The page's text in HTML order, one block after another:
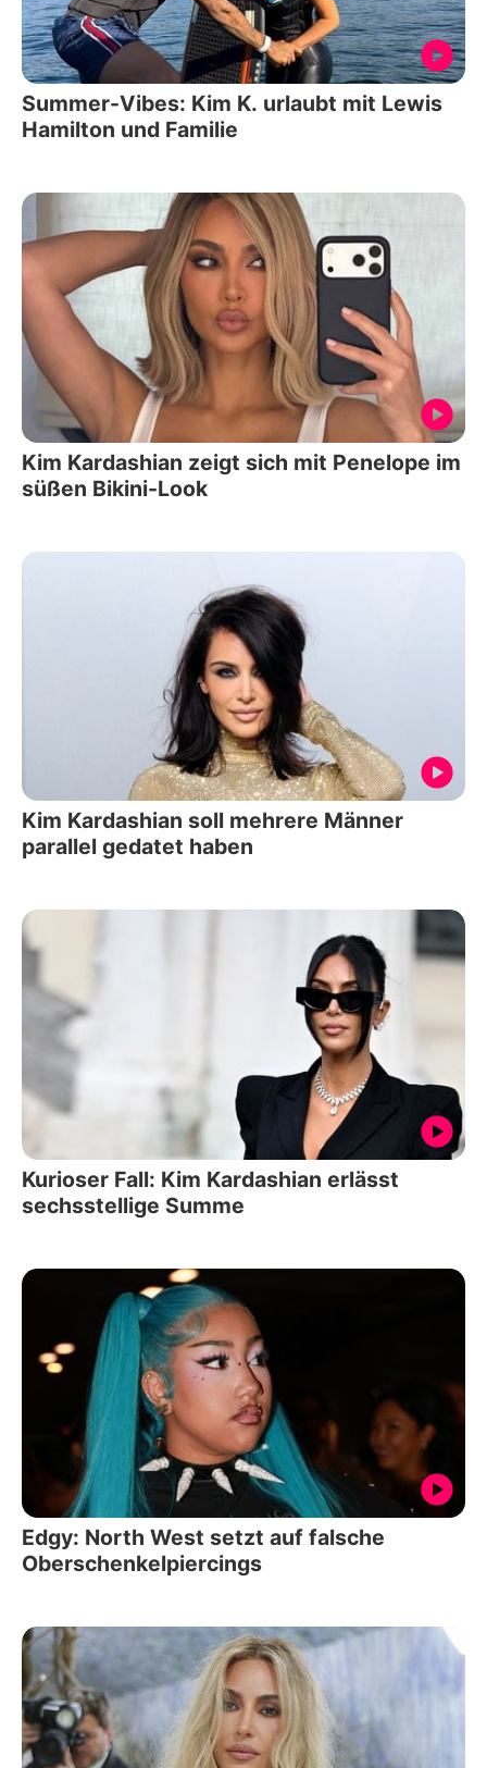
Summer-Vibes: Kim K. urlaubt mit Lewis
Hamilton und Familie
Kim Kardashian zeigt sich mit Penelope im
süßen Bikini-Look
Kim Kardashian soll mehrere Männer
parallel gedatet haben
Kurioser Fall: Kim Kardashian erlässt
sechsstellige Summe
Edgy: North West setzt auf falsche
Oberschenkelpiercings